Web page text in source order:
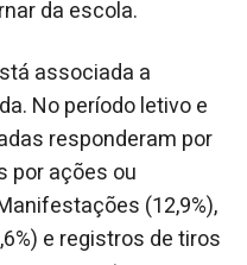
da escola.
associada a
No período letivo e
responderam por
por ações ou
(12,9%),
e registros de tiros